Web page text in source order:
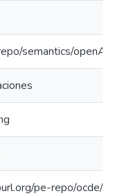
semantics/
pe-repo/ocde/